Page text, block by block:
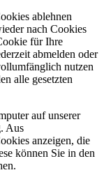
ablehnen
nach Cookies
für Ihre
abmelden oder
nutzen
alle gesetzten
auf unserer
Aus
anzeigen, die
können Sie in den